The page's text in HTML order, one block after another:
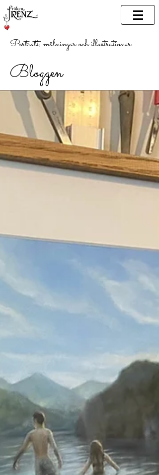
Porträtt, målningar och illustrationer.
Bloggen